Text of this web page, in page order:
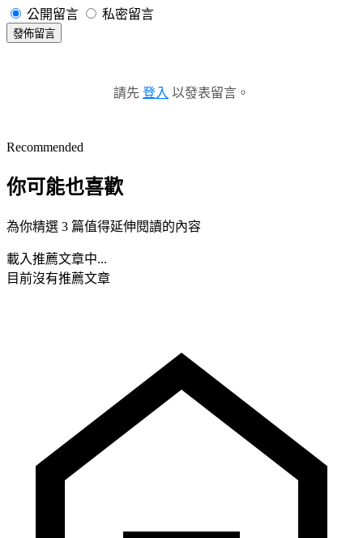
公開留言 私密留言
發佈留言
請先 登入 以發表留言。
Recommended
你可能也喜歡
為你精選 3 篇值得延伸閱讀的內容
載入推薦文章中...
目前沒有推薦文章